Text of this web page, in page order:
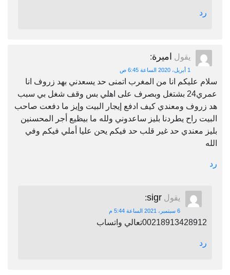
رد
يقول اميرة:
1 أبريل، 2020 الساعة 6:45 ص
سلام عليكم انا من المغرب اتمنى حد يسعدني بهد زروف انا
عمري24 بشتغل وبصرف على اهلي بس وقف شغل بي سبب
هد زروف ومعندي كيف ادفع إيجار البيت وإيز ما دفعت صاحب
البيت راح يطردنا بليز ساعدوني ولله ما بيظيع أجر المحسنين
بليز معندي حد غير قلب حد فيكم يحن عليا أملي فيكم وفي
الله
رد
يقول sigr
:
6 سبتمبر، 2021 الساعة 5:44 م
00218913428912تعالي واتساب
رد